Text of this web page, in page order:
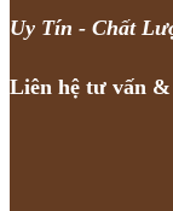
Uy Tín - Chất
Liên hệ tư vấn